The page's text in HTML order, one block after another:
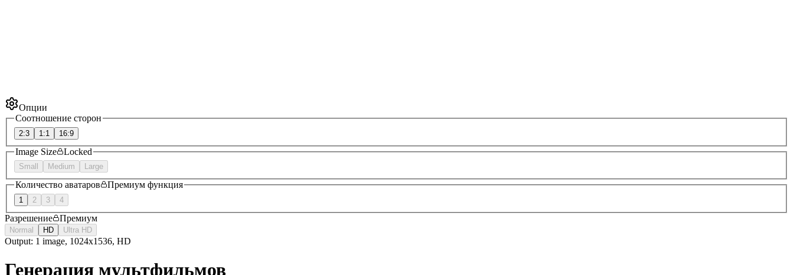
Опции
Соотношение сторон
2:3 1:1 16:9
Image Size Locked
Small Medium Large
Количество аватаров Премиум функция
1 2 3 4
Разрешение Премиум
Normal HD Ultra HD
Output: 1 image, 1024x1536, HD
Генерация мультфильмов